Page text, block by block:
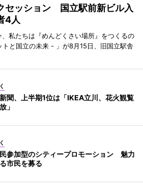
セッション 国立駅前新ビル入
4人
、私たちは『めんどくさい場所』をつくるの
と国立の未来 - 」が8月15日、旧国立駅舎
聞、上半期1位は「IKEA立川、花火観覧
」
参加型のシティープロモーション 魅力
市民を募る